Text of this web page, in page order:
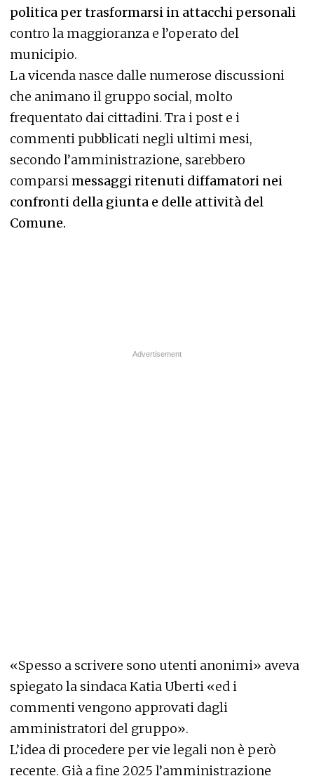
politica per trasformarsi in attacchi personali
contro la maggioranza e l’operato del
municipio.
La vicenda nasce dalle numerose discussioni
che animano il gruppo social, molto
frequentato dai cittadini. Tra i post e i
commenti pubblicati negli ultimi mesi,
secondo l’amministrazione, sarebbero
comparsimessaggi ritenuti diffamatori nei
confronti della giunta e delle attività del
Comune.
«Spesso a scrivere sono utenti anonimi» aveva
spiegato la sindaca Katia Uberti «ed i
commenti vengono approvati dagli
amministratori del gruppo».
L’idea di procedere per vie legali non è però
recente. Già a fine 2025 l’amministrazione